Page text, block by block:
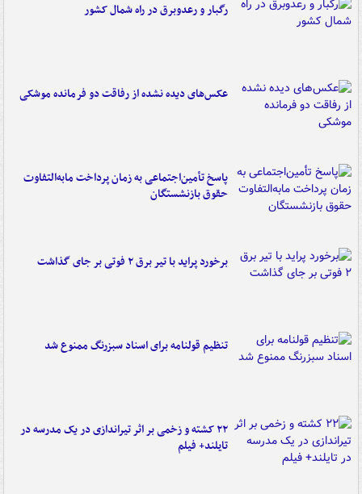
رگبار و رعدوبرق در راه شمال کشور
عکس‌های دیده نشده از رفاقت دو فرمانده‌ موشکی
پاسخ تأمین‌اجتماعی به زمان پرداخت مابه‌التفاوت
حقوق بازنشستگان
برخورد پراید با تیر برق ۲ فوتی بر جای گذاشت
تنظیم قولنامه برای اسناد سبزرنگ ممنوع شد
۲۲ کشته و زخمی بر اثر تیراندازی در یک مدرسه در
تایلند+ فیلم